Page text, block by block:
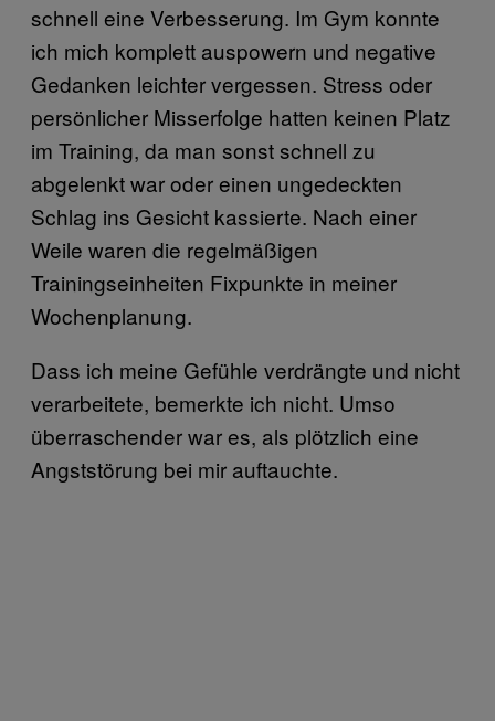
schnell eine Verbesserung. Im Gym konnte
ich mich komplett auspowern und negative
Gedanken leichter vergessen. Stress oder
persönlicher Misserfolge hatten keinen Platz
im Training, da man sonst schnell zu
abgelenkt war oder einen ungedeckten
Schlag ins Gesicht kassierte. Nach einer
Weile waren die regelmäßigen
Trainingseinheiten Fixpunkte in meiner
Wochenplanung.
Dass ich meine Gefühle verdrängte und nicht
verarbeitete, bemerkte ich nicht. Umso
überraschender war es, als plötzlich eine
Angststörung bei mir auftauchte.